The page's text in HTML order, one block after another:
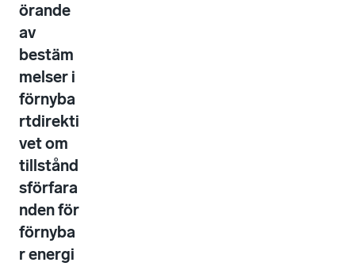
örande
av
bestäm
melser i
förnyba
rtdirekti
vet om
tillstånd
sförfara
nden för
förnyba
r energi